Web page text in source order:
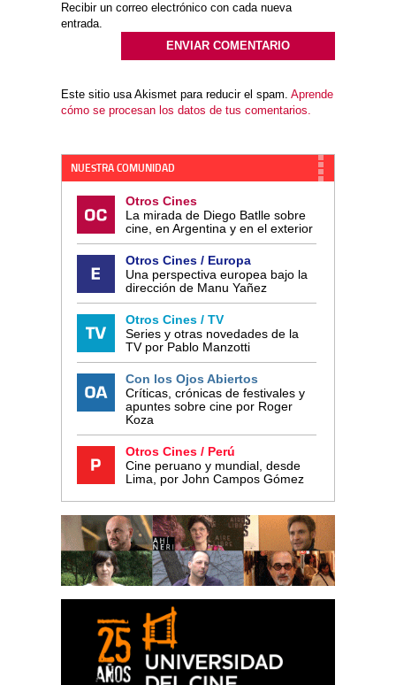
Recibir un correo electrónico con cada nueva
entrada.
Este sitio usa Akismet para reducir el spam. Aprende
cómo se procesan los datos de tus comentarios.
NUESTRA COMUNIDAD
Otros Cines
La mirada de Diego Batlle sobre
cine, en Argentina y en el exterior
Otros Cines / Europa
Una perspectiva europea bajo la
dirección de Manu Yañez
Otros Cines / TV
Series y otras novedades de la
TV por Pablo Manzotti
Con los Ojos Abiertos
Críticas, crónicas de festivales y
apuntes sobre cine por Roger
Koza
Otros Cines / Perú
Cine peruano y mundial, desde
Lima, por John Campos Gómez